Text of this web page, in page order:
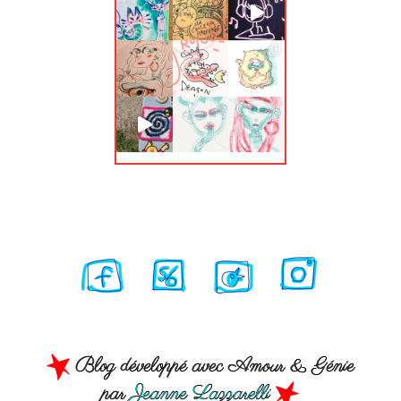
Blog développé avec Amour & Génie
parJeanne Lazzarelli